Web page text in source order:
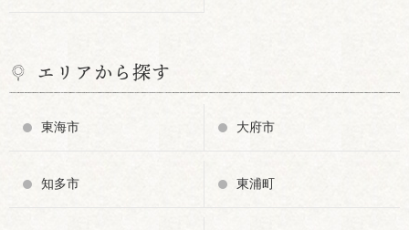
エリアから探す
東海市 大府市
知多市 東浦町